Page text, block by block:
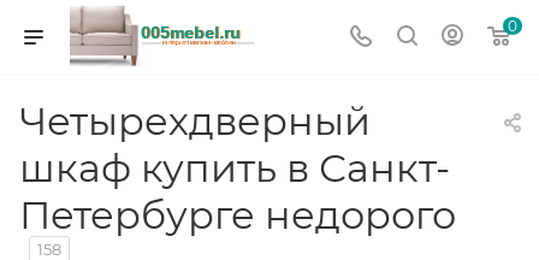
0
Четырехдверный
шкаф купить в Санкт-
Петербурге недорого
158